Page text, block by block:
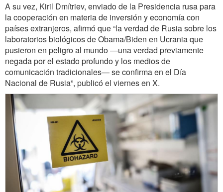
A su vez, Kiril Dmítriev, enviado de la Presidencia rusa para
la cooperación en materia de inversión y economía con
países extranjeros, afirmó que “la verdad de Rusia sobre los
laboratorios biológicos de Obama/Biden en Ucrania que
pusieron en peligro al mundo —una verdad previamente
negada por el estado profundo y los medios de
comunicación tradicionales— se confirma en el Día
Nacional de Rusia”, publicó el viernes en X.